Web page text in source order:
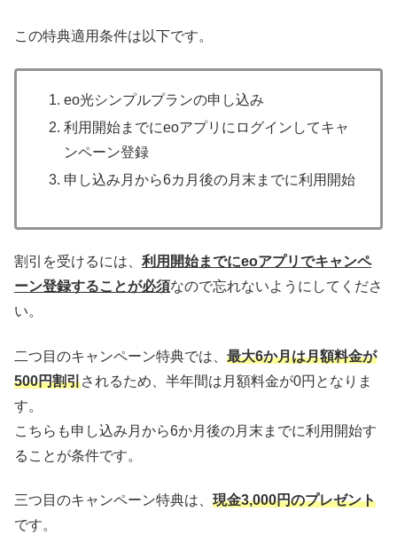
この特典適用条件は以下です。
eo光シンプルプランの申し込み
利用開始までにeoアプリにログインしてキャ
ンペーン登録
申し込み月から6カ月後の月末までに利用開始
割引を受けるには、 利用開始までにeoアプリでキャンペ
ーン登録することが必須なので忘れないようにしてくださ
い。
二つ目のキャンペーン特典では、 最大6か月は月額料金が
500円割引されるため、半年間は月額料金が0円となりま
す。
こちらも申し込み月から6か月後の月末までに利用開始す
ることが条件です。
三つ目のキャンペーン特典は、 現金3,000円のプレゼント
です。